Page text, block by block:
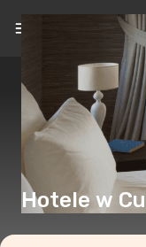
Hotele w